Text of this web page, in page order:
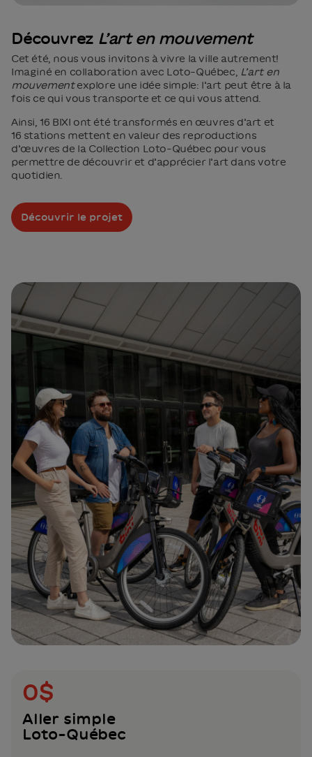
Découvrez L’art en mouvement
Cet été, nous vous invitons à vivre la ville autrement!
Imaginé en collaboration avec Loto-Québec,
L’art en
mouvementexplore une idée simple: l’art peut être à la
fois ce qui vous transporte et ce qui vous attend.
Ainsi, 16 BIXI ont été transformés en œuvres d’art et
16 stations mettent en valeur des reproductions
d’œuvres de la Collection Loto-Québec pour vous
permettre de découvrir et d’apprécier l’art dans votre
quotidien.
Découvrir le projet
0$
Aller simple
Loto-Québec